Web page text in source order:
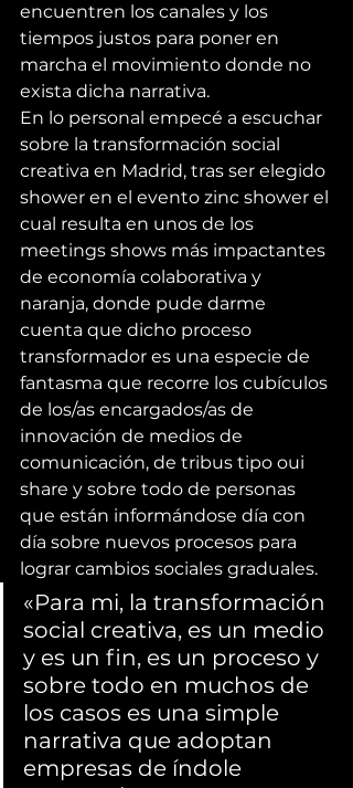
encuentren los canales y los
tiempos justos para poner en
marcha el movimiento donde no
exista dicha narrativa.
En lo personal empecé a escuchar
sobre la transformación social
creativa en Madrid, tras ser elegido
shower en el evento zinc shower el
cual resulta en unos de los
meetings shows más impactantes
de economía colaborativa y
naranja, donde pude darme
cuenta que dicho proceso
transformador es una especie de
fantasma que recorre los cubículos
de los/as encargados/as de
innovación de medios de
comunicación, de tribus tipo oui
share y sobre todo de personas
que están informándose día con
día sobre nuevos procesos para
lograr cambios sociales graduales.
«Para mi, la transformación
social creativa, es un medio
y es un fin, es un proceso y
sobre todo en muchos de
los casos es una simple
narrativa que adoptan
empresas de índole